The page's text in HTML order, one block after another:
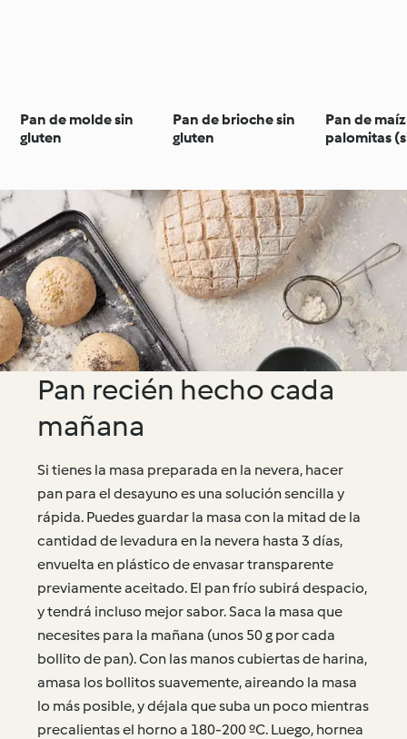
Pan de molde sin
gluten
Pan de brioche sin
gluten
Pan de
palomitas
Pan recién hecho cada
mañana
Si tienes la masa preparada en la nevera, hacer
pan para el desayuno es una solución sencilla y
rápida. Puedes guardar la masa con la mitad de la
cantidad de levadura en la nevera hasta 3 días,
envuelta en plástico de envasar transparente
previamente aceitado. El pan frío subirá despacio,
y tendrá incluso mejor sabor. Saca la masa que
necesites para la mañana (unos 50 g por cada
bollito de pan). Con las manos cubiertas de harina,
amasa los bollitos suavemente, aireando la masa
lo más posible, y déjala que suba un poco mientras
precalientas el horno a 180-200 ºC. Luego, hornea